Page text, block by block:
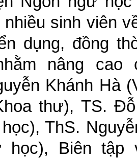
nhiều sinh viên
dụng, đồng
nâng cao
Khánh Hà
thư), TS.
ThS.
học), Biên tập